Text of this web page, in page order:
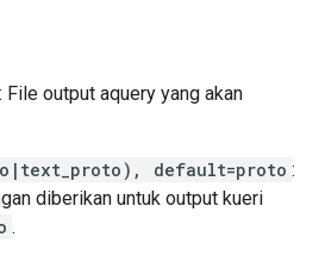
: File output aquery yang akan
default=proto :
diberikan untuk output kueri
.